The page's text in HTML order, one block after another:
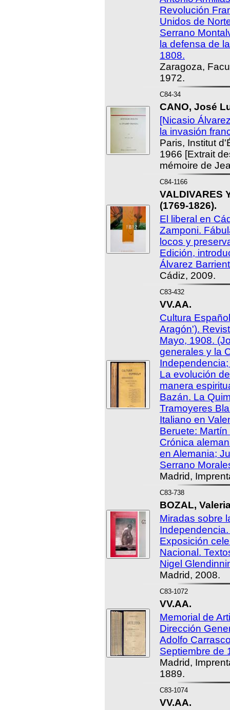
Revolución
Unidos de
Serrano
la defensa de
1808.
Zaragoza,
1972.
C84-34
CANO, José
[Nicasio
la invasión
Paris, Institut
1966 [Extrait
mémoire de
C84-1166
VALDIVARES
(1769-1826).
El liberal en
Zamponi.
locos y
Edición,
Álvarez
Cádiz, 2009.
C83-432
VV.AA.
Cultura
Aragón').
Mayo, 1908.
generales y la
La evolución
manera
Bazán. La
Tramoyeres
Italiano en
Beruete:
Crónica
en Alemania;
Serrano
Madrid,
C83-738
BOZAL,
Miradas sobre
Exposición
Nacional.
Nigel
Madrid, 2008.
C83-1072
VV.AA.
Memorial de
Dirección
Adolfo
Septiembre de
Madrid,
1889.
C83-1074
VV.AA.